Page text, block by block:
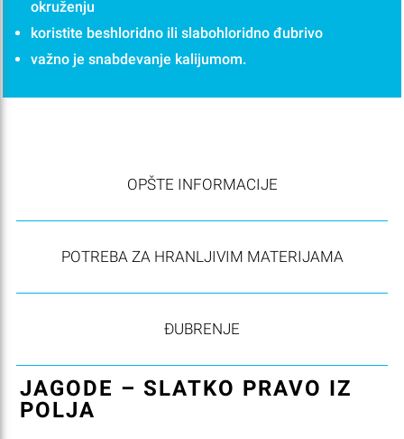
okruženju
koristite beshloridno ili slabohloridno đubrivo
važno je snabdevanje kalijumom.
OPŠTE INFORMACIJE
POTREBA ZA HRANLJIVIM MATERIJAMA
ĐUBRENJE
JAGODE – SLATKO PRAVO IZ
POLJA